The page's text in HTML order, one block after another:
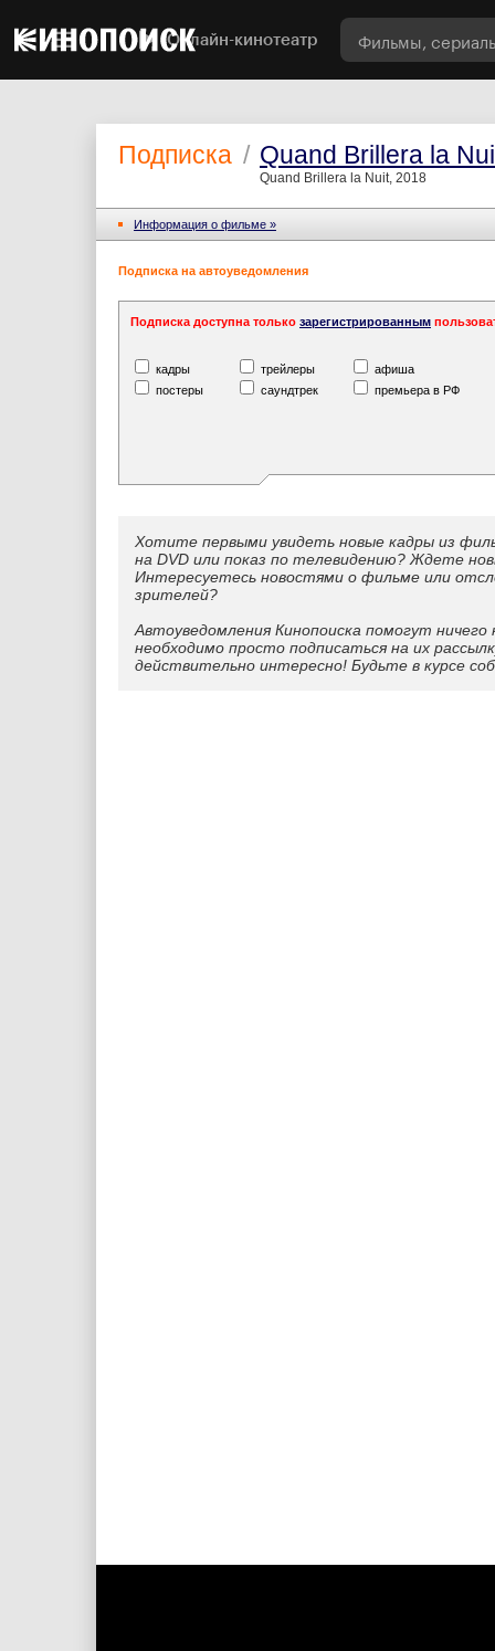
Онлайн-кинотеатр
Подписка / Quand Brillera la
Quand Brillera la Nuit, 2018
Информация o фильме »
Подписка на автоуведомления
Подписка доступна только зарегистрированным
кадры трейлеры
афиша
постеры
саундтрек премьера в РФ
Хотите первыми увидеть новые кадры из
на DVD или показ по телевидению? Ждете
Интересуетесь новостями о фильме или
зрителей?
Автоуведомления Кинопоиска помогут
необходимо просто подписаться на их
действительно интересно! Будьте в курсе